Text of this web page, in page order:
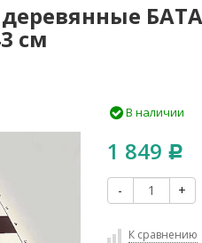
см
В наличии
1 849 Р
- +
К сравнению